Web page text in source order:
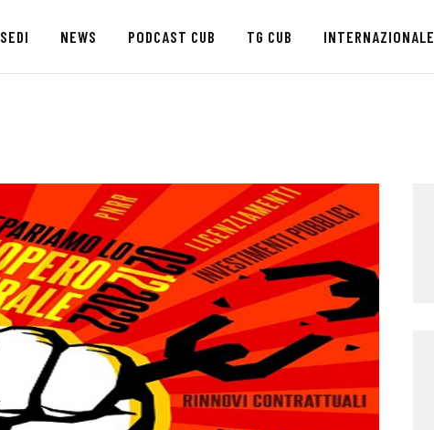
SEDI NEWS PODCAST CUB TG CUB INTERNAZIONALE
HOME
CHI SIAMO
NEWS
PODCAST CUB
TG CUB
INTERNAZIONALE
RASSEGNA STAMPA